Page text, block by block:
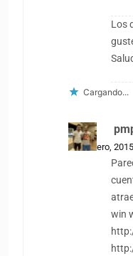
Los
Cargando...
16 febrero,
win